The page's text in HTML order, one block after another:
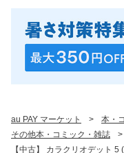
au PAY マーケット > 本・
その他本・コミック・雑誌
>
【中古】 カラクリオデット